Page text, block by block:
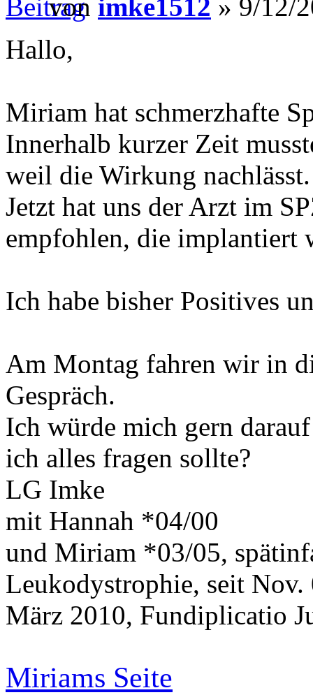
von imke1512 » 9/12/
Hallo,
Miriam hat schmerzhafte
Innerhalb kurzer Zeit
weil die Wirkung nachlässt.
Jetzt hat uns der Arzt im
empfohlen, die implantiert
Ich habe bisher Positives
Am Montag fahren wir in
Gespräch.
Ich würde mich gern
ich alles fragen sollte?
LG Imke
mit Hannah *04/00
und Miriam *03/05,
Leukodystrophie, seit
März 2010, Fundiplicatio
Miriams Seite